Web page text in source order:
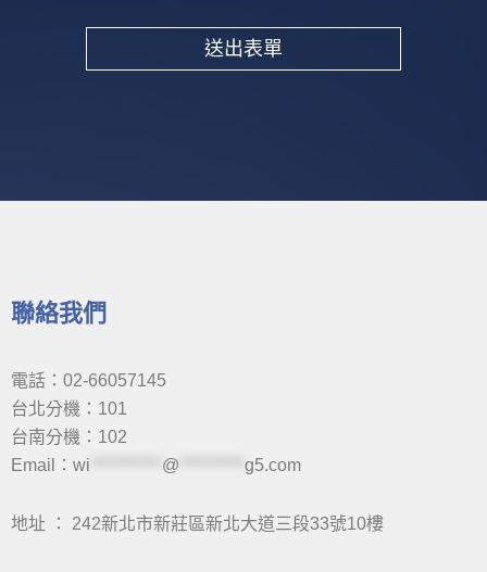
送出表單
聯絡我們
電話：02-66057145
台北分機：101
台南分機：102
Email： wi @ g5.com
地址 ： 242新北市新莊區新北大道三段33號10樓